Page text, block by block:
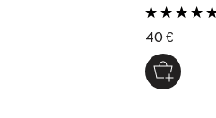
40 €